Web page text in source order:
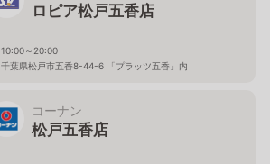
ロピア松戸五香店
10:00～20:00
千葉県松戸市五香8-44-6 「プラッツ五香」内
コーナン
松戸五香店